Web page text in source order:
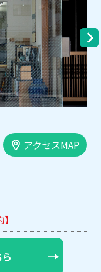
アクセスMAP
）